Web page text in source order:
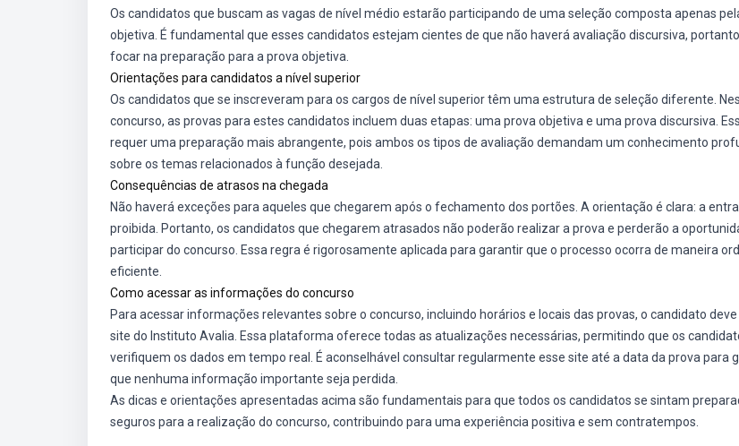
Os candidatos que buscam as vagas de nível médio estarão participando de uma seleção composta apenas
objetiva. É fundamental que esses candidatos estejam cientes de que não haverá avaliação discursiva,
focar na preparação para a prova objetiva.
Orientações para candidatos a nível superior
Os candidatos que se inscreveram para os cargos de nível superior têm uma estrutura de seleção diferente.
concurso, as provas para estes candidatos incluem duas etapas: uma prova objetiva e uma prova discursiva.
requer uma preparação mais abrangente, pois ambos os tipos de avaliação demandam um conhecimento
sobre os temas relacionados à função desejada.
Consequências de atrasos na chegada
Não haverá exceções para aqueles que chegarem após o fechamento dos portões. A orientação é clara: a
proibida. Portanto, os candidatos que chegarem atrasados não poderão realizar a prova e perderão a
participar do concurso. Essa regra é rigorosamente aplicada para garantir que o processo ocorra de maneira
eficiente.
Como acessar as informações do concurso
Para acessar informações relevantes sobre o concurso, incluindo horários e locais das provas, o candidato
site do Instituto Avalia. Essa plataforma oferece todas as atualizações necessárias, permitindo que os
verifiquem os dados em tempo real. É aconselhável consultar regularmente esse site até a data da prova para
que nenhuma informação importante seja perdida.
As dicas e orientações apresentadas acima são fundamentais para que todos os candidatos se sintam
seguros para a realização do concurso, contribuindo para uma experiência positiva e sem contratempos.